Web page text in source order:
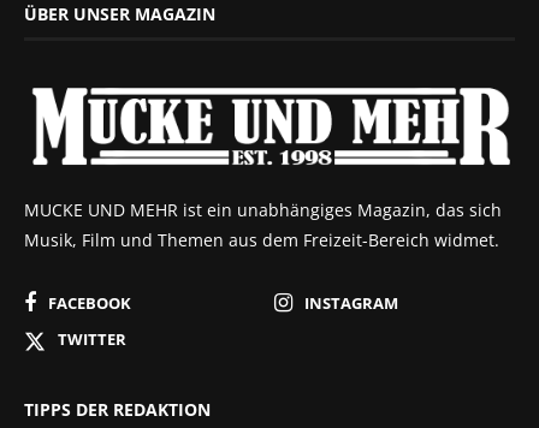
ÜBER UNSER MAGAZIN
MUCKE UND MEHR ist ein unabhängiges Magazin, das sich
Musik, Film und Themen aus dem Freizeit-Bereich widmet.
FACEBOOK
INSTAGRAM
TWITTER
TIPPS DER REDAKTION